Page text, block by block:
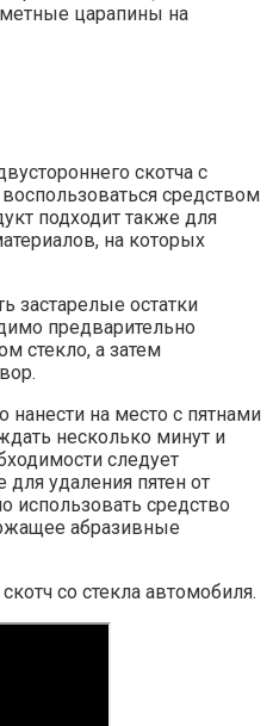
царапины на
скотча с
средством
подходит также для
на которых
застарелые остатки
предварительно
стекло, а затем
на место с пятнами
несколько минут и
следует
удаления пятен от
использовать средство
абразивные
со стекла автомобиля.